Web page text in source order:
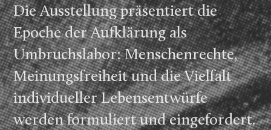
Die Ausstellung präsentiert die
Epoche der Aufklärung als
Umbruchs­labor: Menschen­rechte,
Meinungs­freiheit und die Viel­falt
individueller Lebens­entwürfe
werden formuliert und eingefordert.